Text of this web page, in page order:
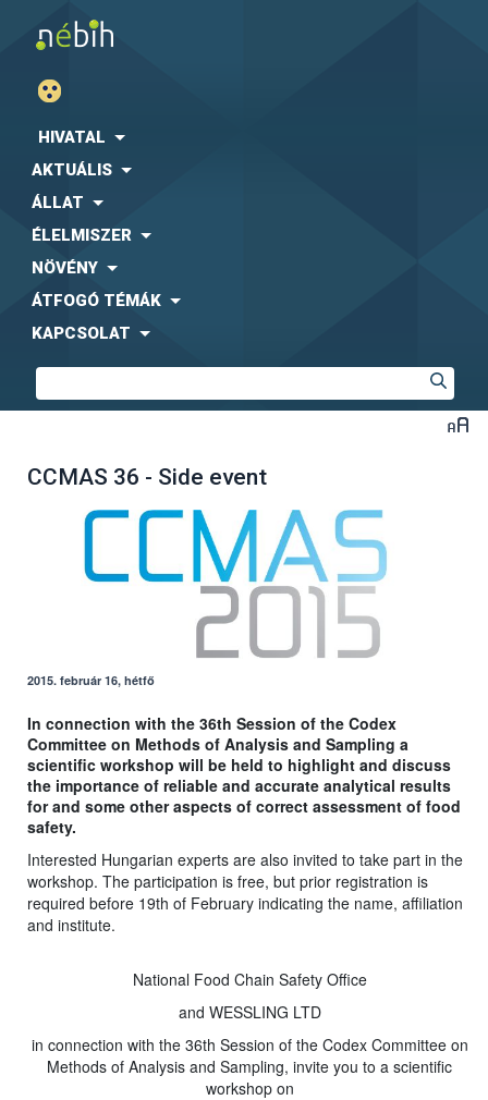
HIVATAL
AKTUÁLIS
ÁLLAT
ÉLELMISZER
NÖVÉNY
ÁTFOGÓ TÉMÁK
KAPCSOLAT
CCMAS 36 - Side event
2015. február 16, hétfő
In connection with the 36th Session of the Codex
Committee on Methods of Analysis and Sampling a
scientific workshop will be held to highlight and discuss
the importance of reliable and accurate analytical results
for and some other aspects of correct assessment of food
safety.
Interested Hungarian experts are also invited to take part in the
workshop. The participation is free, but prior registration is
required before 19th of February indicating the name, affiliation
and institute.
National Food Chain Safety Office
and WESSLING LTD
in connection with the 36th Session of the Codex Committee on
Methods of Analysis and Sampling, invite you to a scientific
workshop on